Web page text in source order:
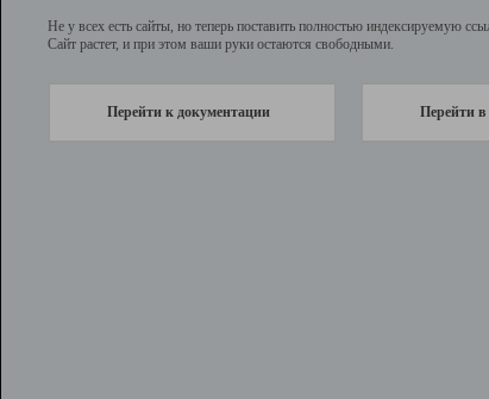
Не у всех есть сайты, но теперь поставить полностью индексируемую
Сайт растет, и при этом ваши руки остаются свободными.
Перейти к документации Перейти в